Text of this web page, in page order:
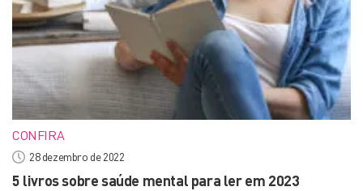
CONFIRA
28 dezembro de 2022
5 livros sobre saúde mental para ler em 2023